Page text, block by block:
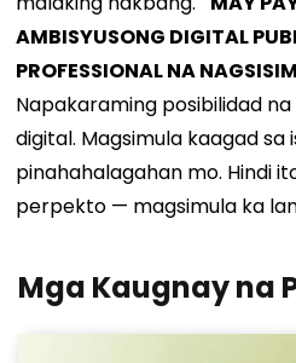
AMBISYUSONG DIGITAL
PROFESSIONAL NA
Napakaraming posibilidad
digital. Magsimula kaagad
pinahahalagahan mo. Hindi
perpekto — magsimula ka
Mga Kaugnay na